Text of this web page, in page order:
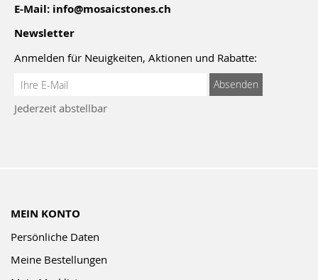
E-Mail: info@mosaicstones.ch
Newsletter
Anmelden für Neuigkeiten, Aktionen und Rabatte:
Anmeldung
Newsletter:
Absenden
Jederzeit abstellbar
MEIN KONTO
Persönliche Daten
Meine Bestellungen